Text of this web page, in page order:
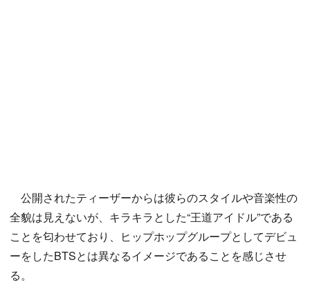
公開されたティーザーからは彼らのスタイルや音楽性の
全貌は見えないが、キラキラとした“王道アイドル”である
ことを匂わせており、ヒップホップグループとしてデビュ
ーをしたBTSとは異なるイメージであることを感じさせ
る。